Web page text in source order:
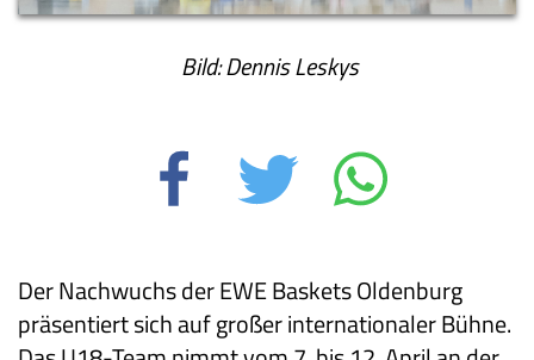
Bild: Dennis Leskys
Der Nachwuchs der EWE Baskets Oldenburg
präsentiert sich auf großer internationaler Bühne.